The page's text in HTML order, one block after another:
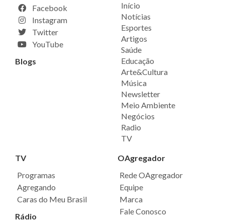
Facebook
Instagram
Twitter
YouTube
Blogs
Início
Notícias
Esportes
Artigos
Saúde
Educação
Arte&Cultura
Música
Newsletter
Meio Ambiente
Negócios
Radio
TV
TV
Programas
Agregando
Caras do Meu Brasil
Rádio
OAgregador
Rede OAgregador
Equipe
Marca
Fale Conosco